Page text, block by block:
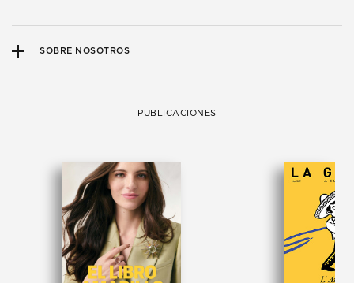
SOBRE NOSOTROS
PUBLICACIONES